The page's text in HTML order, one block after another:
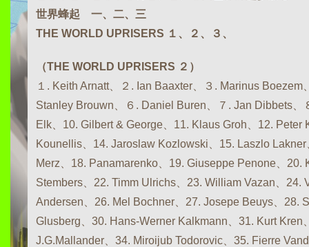
世界蜂起 一、二、三
THE WORLD UPRISERS １、２、３、
（THE WORLD UPRISERS ２）
１. Keith Arnatt、２. Ian Baaxter、３. Marinus Boezem
Stanley Brouwn、６. Daniel Buren、７. Jan Dibbets、
Elk、10. Gilbert & George、11. Klaus Groh、12. Peter
Kounellis、14. Jaroslaw Kozlowski、15. Laszlo
Merz、18. Panamarenko、19. Giuseppe Penone、20.
Stembers、22. Timm Ulrichs、23. William Vazan、24.
Andersen、26. Mel Bochner、27. Josepe Beuys、28.
Glusberg、30. Hans-Werner Kalkmann、31. Kurt Kren
J.G.Mallander、34. Miroijub Todorovic、35. Fierre